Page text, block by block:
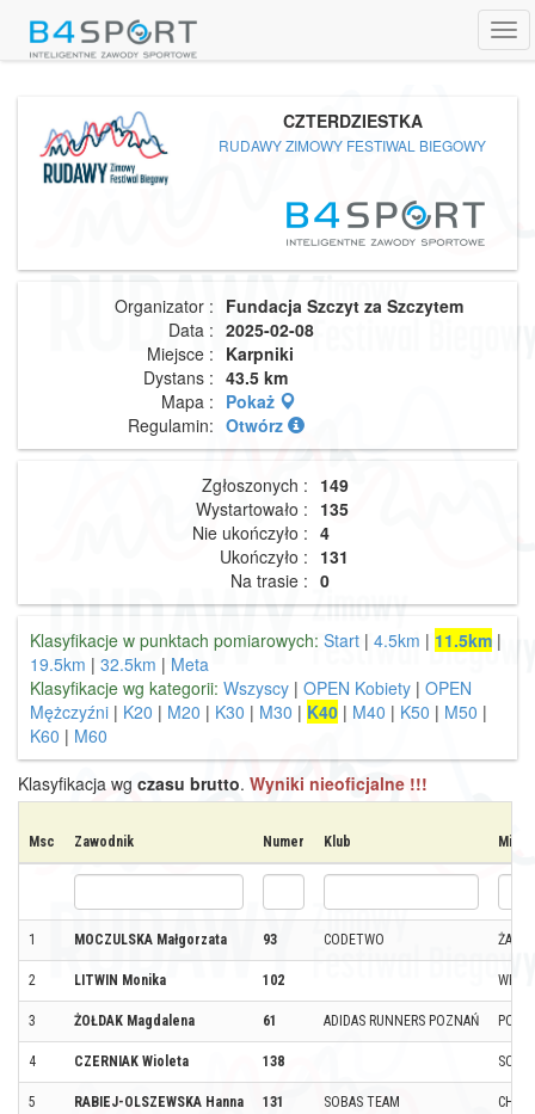
CZTERDZIESTKA
RUDAWY ZIMOWY FESTIWAL BIEGOWY
Organizator : Fundacja Szczyt za Szczytem
Data : 2025-02-08
Miejsce : Karpniki
Dystans : 43.5 km
Mapa : Pokaż
Regulamin: Otwórz
Zgłoszonych : 149
Wystartowało : 135
Nie ukończyło : 4
Ukończyło : 131
Na trasie : 0
Klasyfikacje w punktach pomiarowych: Start | 4.5km | 11.5km |
19.5km | 32.5km | Meta
Klasyfikacje wg kategorii: Wszyscy | OPEN Kobiety | OPEN
Mężczyźni | K20 | M20 | K30 | M30 | K40 | M40 | K50 | M50 |
K60 | M60
Klasyfikacja wg czasu brutto. Wyniki nieoficjalne !!!
Msc Zawodnik Numer Klub
1 MOCZULSKA Małgorzata 93 CODETWO
2 LITWIN Monika 102
3 ŻOŁDAK Magdalena 61 ADIDAS RUNNERS POZNAŃ
4 CZERNIAK Wioleta 138
5 RABIEJ-OLSZEWSKA Hanna 131 SOBAS TEAM